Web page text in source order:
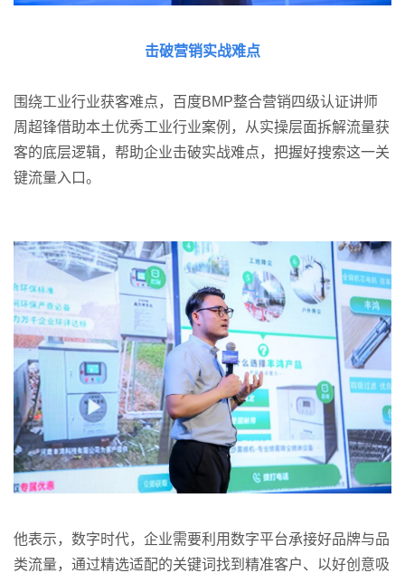
击破营销实战难点
围绕工业行业获客难点，百度BMP整合营销四级认证讲师
周超锋借助本土优秀工业行业案例，从实操层面拆解流量获
客的底层逻辑，帮助企业击破实战难点，把握好搜索这一关
键流量入口。
他表示，数字时代，企业需要利用数字平台承接好品牌与品
类流量，通过精选适配的关键词找到精准客户、以好创意吸